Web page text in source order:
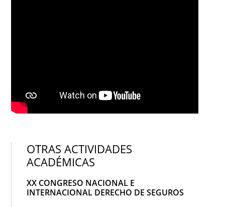
OTRAS ACTIVIDADES
ACADÉMICAS
XX CONGRESO NACIONAL E
INTERNACIONAL DERECHO DE SEGUROS